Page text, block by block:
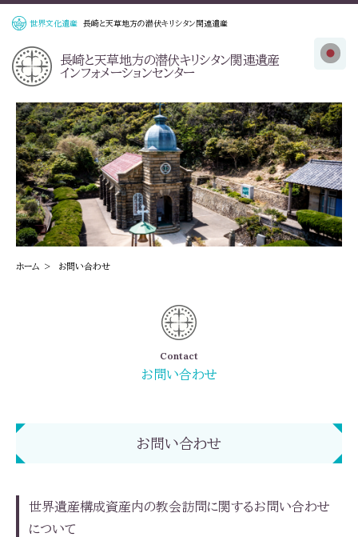
世界文化遺産 長崎と天草地方の潜伏キリシタン関連遺産
長崎と天草地方の潜伏キリシタン関連遺産
インフォメーションセンター
ホーム お問い合わせ
Contact
お問い合わせ
お問い合わせ
世界遺産構成資産内の教会訪問に関するお問い合わせ
について